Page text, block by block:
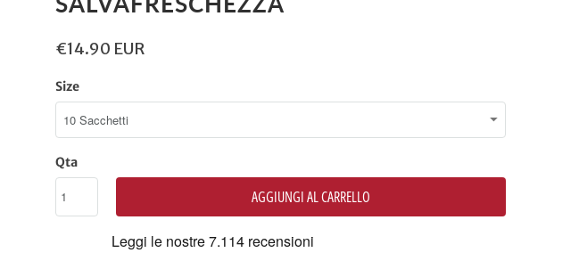
€14.90 EUR
Size
Qta
AGGIUNGI AL CARRELLO